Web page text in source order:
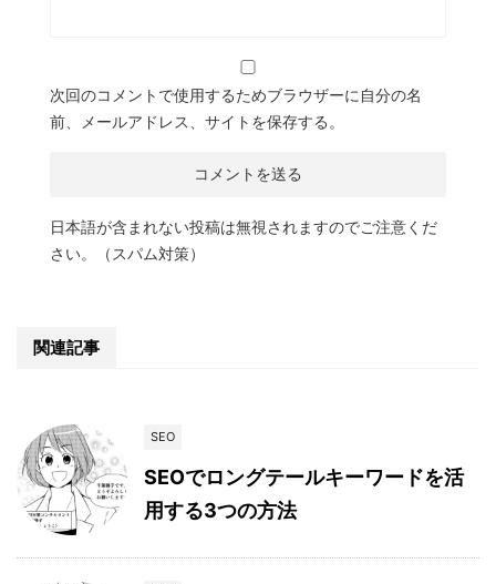
次回のコメントで使用するためブラウザーに自分の名
前、メールアドレス、サイトを保存する。
日本語が含まれない投稿は無視されますのでご注意くだ
さい。（スパム対策）
関連記事
SEO
SEOでロングテールキーワードを活
用する3つの方法